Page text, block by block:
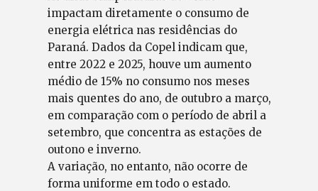
impactam diretamente o consumo de
energia elétrica nas residências do
Paraná. Dados da Copel indicam que,
entre 2022 e 2025, houve um aumento
médio de 15% no consumo nos meses
mais quentes do ano, de outubro a março,
em comparação com o período de abril a
setembro, que concentra as estações de
outono e inverno.
A variação, no entanto, não ocorre de
forma uniforme em todo o estado.